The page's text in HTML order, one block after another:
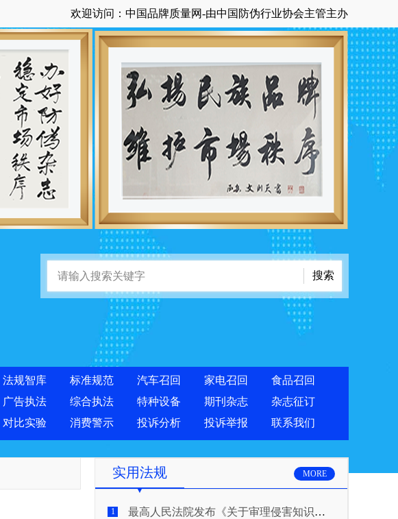
欢迎访问：中国品牌质量网-由中国防伪行业协会主管主办国家级中央在
法规智库 标准规范 汽车召回 家电召回
食品召回
广告执法 综合执法 特种设备 期刊杂志
杂志征订
对比实验 消费警示 投诉分析 投诉举报 联系我们
实用法规 MORE
1 最高人民法院发布《关于审理侵害知识产权民事纠纷案件适用惩罚性赔偿的解释》